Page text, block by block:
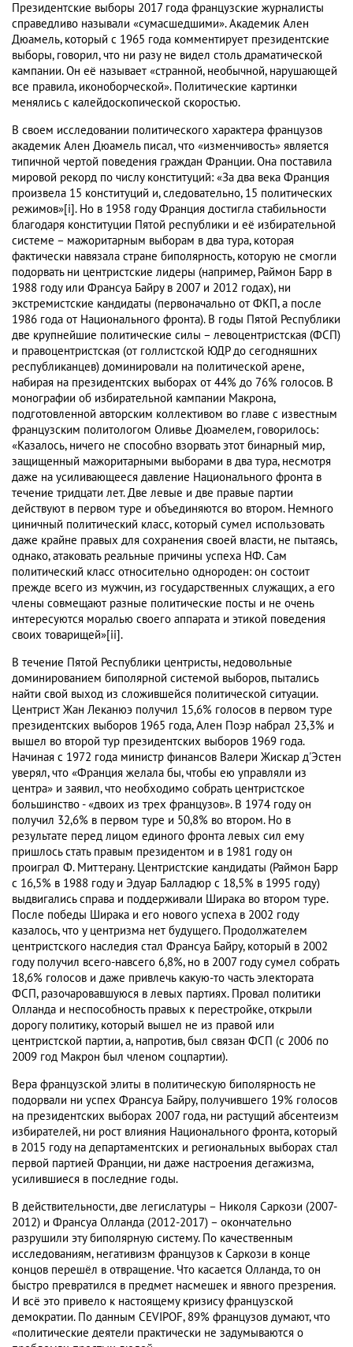
Президентские выборы 2017 года французские журналисты
справедливо называли «сумасшедшими». Академик Ален
Дюамель, который с 1965 года комментирует президентские
выборы, говорил, что ни разу не видел столь драматической
кампании. Он её называет «странной, необычной, нарушающей
все правила, иконоборческой». Политические картинки
менялись с калейдоскопической скоростью.
В своем исследовании политического характера французов
академик Ален Дюамель писал, что «изменчивость» является
типичной чертой поведения граждан Франции. Она поставила
мировой рекорд по числу конституций: «За два века Франция
произвела 15 конституций и, следовательно, 15 политических
режимов»[i]. Но в 1958 году Франция достигла стабильности
благодаря конституции Пятой республики и её избирательной
системе – мажоритарным выборам в два тура, которая
фактически навязала стране биполярность, которую не смогли
подорвать ни центристские лидеры (например, Раймон Барр в
1988 году или Франсуа Байру в 2007 и 2012 годах), ни
экстремистские кандидаты (первоначально от ФКП, а после
1986 года от Национального фронта). В годы Пятой Республики
две крупнейшие политические силы – левоцентристская (ФСП)
и правоцентристская (от голлистской ЮДР до сегодняшних
республиканцев) доминировали на политической арене,
набирая на президентских выборах от 44% до 76% голосов. В
монографии об избирательной кампании Макрона,
подготовленной авторским коллективом во главе с известным
французским политологом Оливье Дюамелем, говорилось:
«Казалось, ничего не способно взорвать этот бинарный мир,
защищенный мажоритарными выборами в два тура, несмотря
даже на усиливающееся давление Национального фронта в
течение тридцати лет. Две левые и две правые партии
действуют в первом туре и объединяются во втором. Немного
циничный политический класс, который сумел использовать
даже крайне правых для сохранения своей власти, не пытаясь,
однако, атаковать реальные причины успеха НФ. Сам
политический класс относительно однороден: он состоит
прежде всего из мужчин, из государственных служащих, а его
члены совмещают разные политические посты и не очень
интересуются моралью своего аппарата и этикой поведения
своих товарищей»[ii].
В течение Пятой Республики центристы, недовольные
доминированием биполярной системой выборов, пытались
найти свой выход из сложившейся политической ситуации.
Центрист Жан Леканюэ получил 15,6% голосов в первом туре
президентских выборов 1965 года, Ален Поэр набрал 23,3% и
вышел во второй тур президентских выборов 1969 года.
Начиная с 1972 года министр финансов Валери Жискар д'Эстен
уверял, что «Франция желала бы, чтобы ею управляли из
центра» и заявил, что необходимо собрать центристское
большинство - «двоих из трех французов». В 1974 году он
получил 32,6% в первом туре и 50,8% во втором. Но в
результате перед лицом единого фронта левых сил ему
пришлось стать правым президентом и в 1981 году он
проиграл Ф. Миттерану. Центристские кандидаты (Раймон Барр
с 16,5% в 1988 году и Эдуар Балладюр с 18,5% в 1995 году)
выдвигались справа и поддерживали Ширака во втором туре.
После победы Ширака и его нового успеха в 2002 году
казалось, что у центризма нет будущего. Продолжателем
центристского наследия стал Франсуа Байру, который в 2002
году получил всего-навсего 6,8%, но в 2007 году сумел собрать
18,6% голосов и даже привлечь какую-то часть электората
ФСП, разочаровавшуюся в левых партиях. Провал политики
Олланда и неспособность правых к перестройке, открыли
дорогу политику, который вышел не из правой или
центристской партии, а, напротив, был связан ФСП (с 2006 по
2009 год Макрон был членом соцпартии).
Вера французской элиты в политическую биполярность не
подорвали ни успех Франсуа Байру, получившего 19% голосов
на президентских выборах 2007 года, ни растущий абсентеизм
избирателей, ни рост влияния Национального фронта, который
в 2015 году на департаментских и региональных выборах стал
первой партией Франции, ни даже настроения дегажизма,
усилившиеся в последние годы.
В действительности, две легислатуры – Николя Саркози (2007-
2012) и Франсуа Олланда (2012-2017) – окончательно
разрушили эту биполярную систему. По качественным
исследованиям, негативизм французов к Саркози в конце
концов перешёл в отвращение. Что касается Олланда, то он
быстро превратился в предмет насмешек и явного презрения.
И всё это привело к настоящему кризису французской
демократии. По данным CEVIPOF, 89% французов думают, что
«политические деятели практически не задумываются о